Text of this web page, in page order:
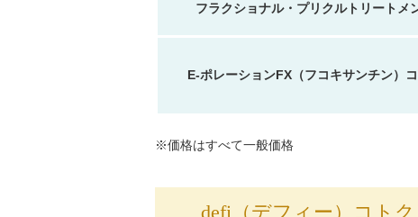
フラクショナル・プリクルトリートメ
E-ポレーションFX（フコキサンチン）
※価格はすべて一般価格
defi（デフィー）コト